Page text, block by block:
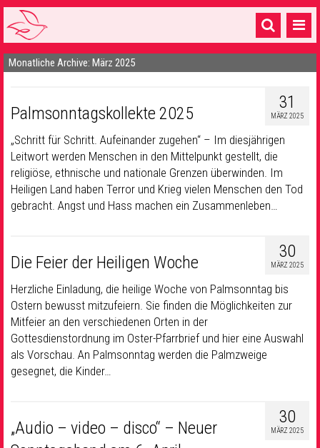
Startseite
16 Gemeinden & mehr
Gottesdienste & Sinnsuche
Sakramente & Feste
Gemeinschaft & Soziales
Seelsorge & Kontakt
Monatliche Archive: März 2025
31
MÄRZ 2025
Palmsonntagskollekte 2025
„Schritt für Schritt. Aufeinander zugehen“ – Im diesjährigen
Leitwort werden Menschen in den Mittelpunkt gestellt, die
religiöse, ethnische und nationale Grenzen überwinden. Im
Heiligen Land haben Terror und Krieg vielen Menschen den Tod
gebracht. Angst und Hass machen ein Zusammenleben…
30
MÄRZ 2025
Die Feier der Heiligen Woche
Herzliche Einladung, die heilige Woche von Palmsonntag bis
Ostern bewusst mitzufeiern. Sie finden die Möglichkeiten zur
Mitfeier an den verschiedenen Orten in der
Gottesdienstordnung im Oster-Pfarrbrief und hier eine Auswahl
als Vorschau. An Palmsonntag werden die Palmzweige
gesegnet, die Kinder…
30
MÄRZ 2025
„Audio – video – disco“ – Neuer